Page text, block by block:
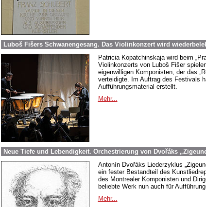
Luboš Fišers Schwanengesang. Das Violinkonzert wird
Patricia Kopatchinskaja wird beim
Violinkonzerts von Luboš Fišer
eigenwilligen Komponisten, der das
verteidigte. Im Auftrag des Festivals
Aufführungsmaterial erstellt.
Mehr...
Neue Tiefe und Lebendigkeit. Orchestrierung von Dvořáks
Antonín Dvořáks Liederzyklus
ein fester Bestandteil des
des Montrealer Komponisten und
beliebte Werk nun auch für
Mehr...